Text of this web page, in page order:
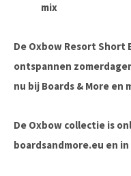
mix
De Oxbow Resort Short
ontspannen
nu bij Boards & More en
De Oxbow collectie is
boardsandmore.eu en